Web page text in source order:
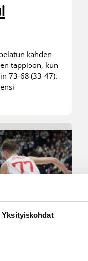
Yksityiskohdat
kahden
tappioon, kun
73-68 (33-47).